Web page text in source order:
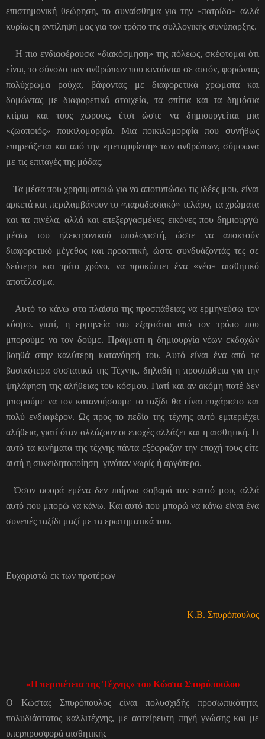
επιστημονική θεώρηση, το συναίσθημα για την «πατρίδα» αλλά
κυρίως η αντίληψή μας για τον τρόπο της συλλογικής συνύπαρξης.
Η πιο ενδιαφέρουσα «διακόσμηση» της πόλεως, σκέφτομαι ότι
είναι, το σύνολο των ανθρώπων που κινούνται σε αυτόν, φορώντας
πολύχρωμα ρούχα, βάφοντας με διαφορετικά χρώματα και
δομώντας με διαφορετικά στοιχεία, τα σπίτια και τα δημόσια
κτίρια και τους χώρους, έτσι ώστε να δημιουργείται μια
«ζωοποιός» ποικιλομορφία. Μια ποικιλομορφία που συνήθως
επηρεάζεται και από την «μεταμφίεση» των ανθρώπων, σύμφωνα
με τις επιταγές της μόδας.
Τα μέσα που χρησιμοποιώ για να αποτυπώσω τις ιδέες μου, είναι
αρκετά και περιλαμβάνουν το «παραδοσιακό» τελάρο, τα χρώματα
και τα πινέλα, αλλά και επεξεργασμένες εικόνες που δημιουργώ
μέσω του ηλεκτρονικού υπολογιστή, ώστε να αποκτούν
διαφορετικό μέγεθος και προοπτική, ώστε συνδυάζοντάς τες σε
δεύτερο και τρίτο χρόνο, να προκύπτει ένα «νέο» αισθητικό
αποτέλεσμα.
Αυτό το κάνω στα πλαίσια της προσπάθειας να ερμηνεύσω τον
κόσμο. γιατί, η ερμηνεία του εξαρτάται από τον τρόπο που
μπορούμε να τον δούμε. Πράγματι η δημιουργία νέων εκδοχών
βοηθά στην καλύτερη κατανόησή του. Αυτό είναι ένα από τα
βασικότερα συστατικά της Τέχνης, δηλαδή η προσπάθεια για την
ψηλάφηση της αλήθειας του κόσμου. Γιατί και αν ακόμη ποτέ δεν
μπορούμε να τον κατανοήσουμε το ταξίδι θα είναι ευχάριστο και
πολύ ενδιαφέρον. Ως προς το πεδίο της τέχνης αυτό εμπεριέχει
αλήθεια, γιατί όταν αλλάζουν οι εποχές αλλάζει και η αισθητική. Γι
αυτό τα κινήματα της τέχνης πάντα εξέφραζαν την εποχή τους είτε
αυτή η συνειδητοποίηση γινόταν νωρίς ή αργότερα.
Όσον αφορά εμένα δεν παίρνω σοβαρά τον εαυτό μου, αλλά
αυτό που μπορώ να κάνω. Και αυτό που μπορώ να κάνω είναι ένα
συνεπές ταξίδι μαζί με τα ερωτηματικά του.
Ευχαριστώ εκ των προτέρων
Κ.Β. Σπυρόπουλος
«Η περιπέτεια της Τέχνης» του Κώστα Σπυρόπουλου
Ο Κώστας Σπυρόπουλος είναι πολυσχιδής προσωπικότητα,
πολυδιάστατος καλλιτέχνης, με αστείρευτη πηγή γνώσης και με
υπερπροσφορά αισθητικής